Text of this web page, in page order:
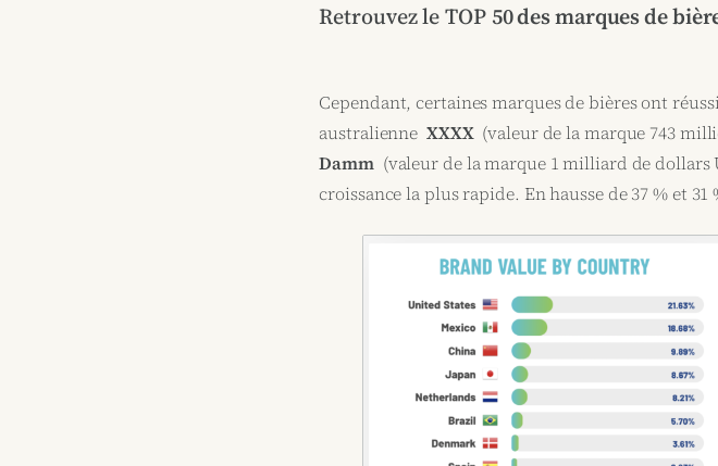
Retrouvez le TOP 50 des marques de
Cependant, certaines marques de bières ont
australienne XXXX (valeur de la marque 743
Damm (valeur de la marque 1 milliard de dollars
croissance la plus rapide. En hausse de 37 % et